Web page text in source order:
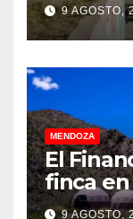
familia
9 AGOSTO,
MENDOZA
El
finca
CEOs y
9 AGOSTO,